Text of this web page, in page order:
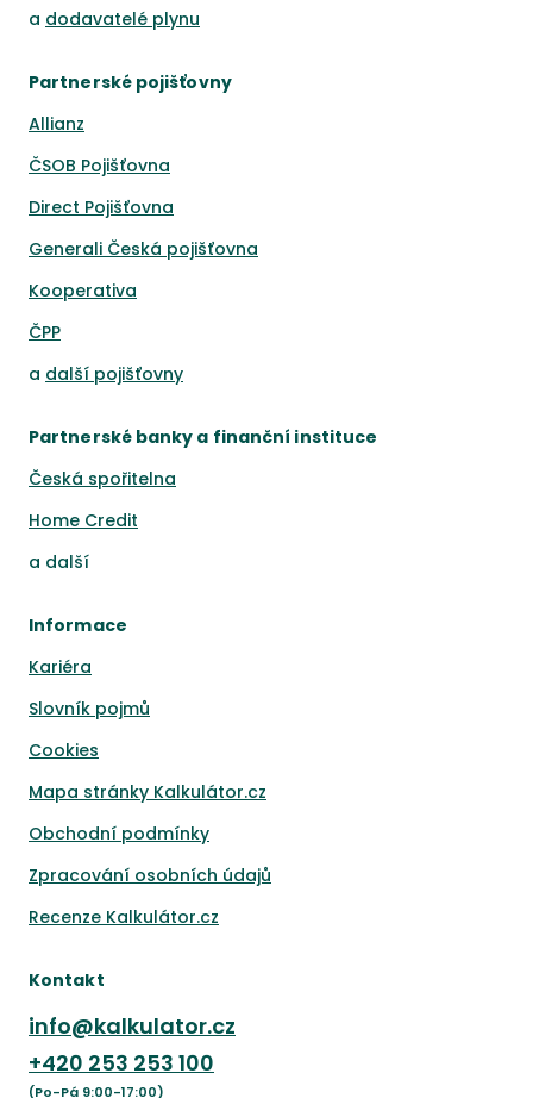
a dodavatelé plynu
Partnerské pojišťovny
Allianz
ČSOB Pojišťovna
Direct Pojišťovna
Generali Česká pojišťovna
Kooperativa
ČPP
a další pojišťovny
Partnerské banky a finanční instituce
Česká spořitelna
Home Credit
a další
Informace
Kariéra
Slovník pojmů
Cookies
Mapa stránky Kalkulátor.cz
Obchodní podmínky
Zpracování osobních údajů
Recenze Kalkulátor.cz
Kontakt
info@kalkulator.cz
+420 253 253 100
(Po-Pá 9:00-17:00)